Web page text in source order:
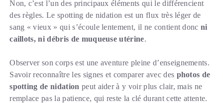
Non, c’est l’un des principaux éléments qui le différencient
des règles. Le spotting de nidation est un flux très léger de
sang « vieux » qui s’écoule lentement, il ne contient doncni
caillots, ni débris de muqueuse utérine.
Observer son corps est une aventure pleine d’enseignements.
Savoir reconnaître les signes et comparer avec des photos de
spotting de nidation peut aider à y voir plus clair, mais ne
remplace pas la patience, qui reste la clé durant cette attente.